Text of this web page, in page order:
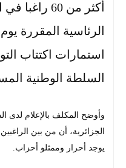
أكثر من 60
استمارات اكتتاب
السلطة الوطنية
وأوضح المكلف بالإعلام لدى
الجزائرية، أن من بين
يوجد أحرار وممثلو أحزاب.